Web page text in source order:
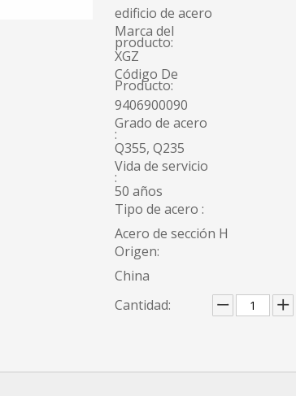
edificio de acero
Marca del
producto:
XGZ
Código De
Producto:
9406900090
Grado de acero
:
Q355, Q235
Vida de servicio
:
50 años
Tipo de acero :
Acero de sección H
Origen:
China
Cantidad: